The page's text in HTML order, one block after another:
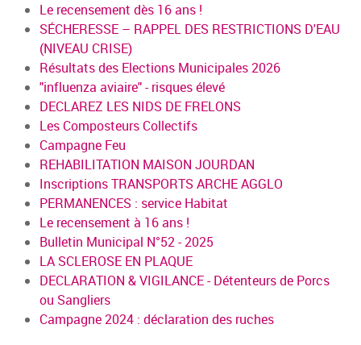
Le recensement dès 16 ans !
SÉCHERESSE – RAPPEL DES RESTRICTIONS D'EAU
(NIVEAU CRISE)
Résultats des Elections Municipales 2026
"influenza aviaire" - risques élevé
DECLAREZ LES NIDS DE FRELONS
Les Composteurs Collectifs
Campagne Feu
REHABILITATION MAISON JOURDAN
Inscriptions TRANSPORTS ARCHE AGGLO
PERMANENCES : service Habitat
Le recensement à 16 ans !
Bulletin Municipal N°52 - 2025
LA SCLEROSE EN PLAQUE
DECLARATION & VIGILANCE - Détenteurs de Porcs
ou Sangliers
Campagne 2024 : déclaration des ruches